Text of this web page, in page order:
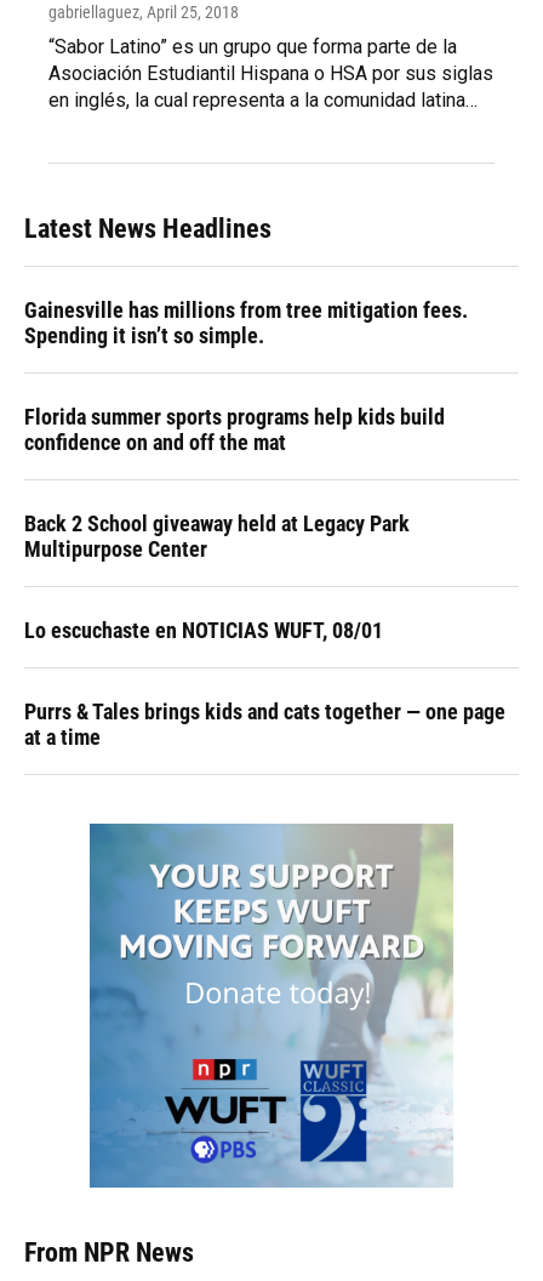
gabriellaguez, April 25, 2018
“Sabor Latino” es un grupo que forma parte de la
Asociación Estudiantil Hispana o HSA por sus siglas
en inglés, la cual representa a la comunidad latina…
Latest News Headlines
Gainesville has millions from tree mitigation fees.
Spending it isn’t so simple.
Florida summer sports programs help kids build
confidence on and off the mat
Back 2 School giveaway held at Legacy Park
Multipurpose Center
Lo escuchaste en NOTICIAS WUFT, 08/01
Purrs & Tales brings kids and cats together — one page
at a time
From NPR News